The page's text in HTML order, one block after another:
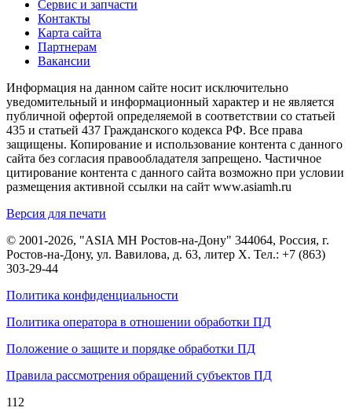
Сервис и запчасти
Контакты
Карта сайта
Партнерам
Вакансии
Информация на данном сайте носит исключительно
уведомительный и информационный характер и не является
публичной офертой определяемой в соответствии со статьей
435 и статьей 437 Гражданского кодекса РФ. Все права
защищены. Копирование и использование контента с данного
сайта без согласия правообладателя запрещено. Частичное
цитирование контента с данного сайта возможно при условии
размещения активной ссылки на сайт www.asiamh.ru
Версия для печати
© 2001-2026, "ASIA MH Ростов-на-Дону" 344064, Россия, г.
Ростов-на-Дону, ул. Вавилова, д. 63, литер Х. Тел.: +7 (863)
303-29-44
Политика конфиденциальности
Политика оператора в отношении обработки ПД
Положение о защите и порядке обработки ПД
Правила рассмотрения обращений субъектов ПД
112